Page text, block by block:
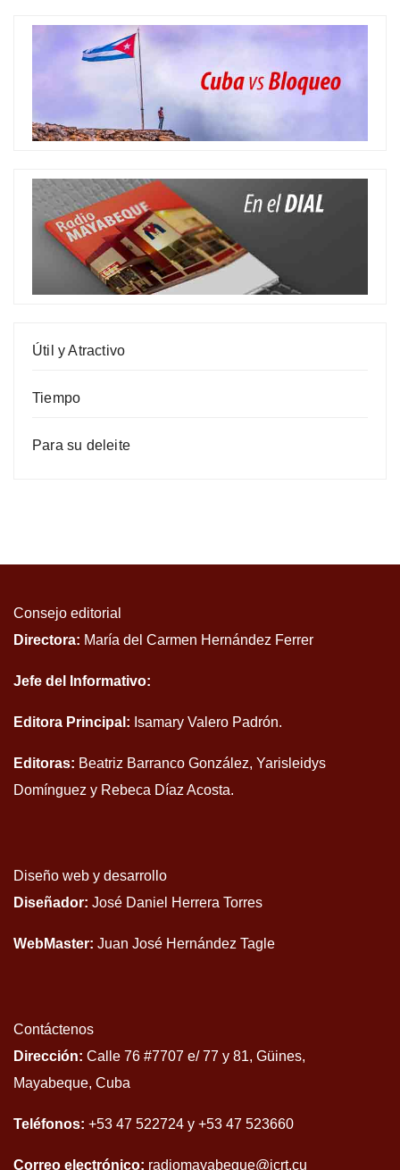
Útil y Atractivo
Tiempo
Para su deleite
Consejo editorial
Directora: María del Carmen Hernández Ferrer
Jefe del Informativo:
Editora Principal: Isamary Valero Padrón.
Editoras: Beatriz Barranco González, Yarisleidys
Domínguez y Rebeca Díaz Acosta.
Diseño web y desarrollo
Diseñador: José Daniel Herrera Torres
WebMaster: Juan José Hernández Tagle
Contáctenos
Dirección: Calle 76 #7707 e/ 77 y 81, Güines,
Mayabeque, Cuba
Teléfonos: +53 47 522724 y +53 47 523660
Correo electrónico: radiomayabeque@icrt.cu